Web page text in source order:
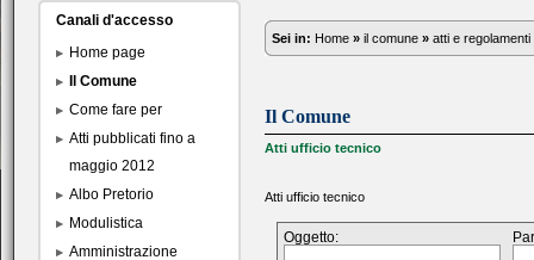
Canali d'accesso
Home page
Il Comune
Come fare per
Atti pubblicati fino a
maggio 2012
Albo Pretorio
Modulistica
Amministrazione
Sei in: Home » il comune » atti e regolamenti
Il Comune
Atti ufficio tecnico
Atti ufficio tecnico
Oggetto: